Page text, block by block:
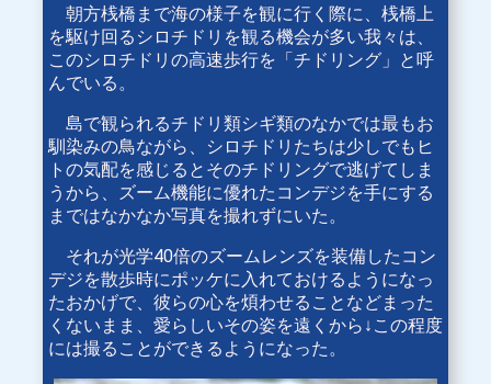
朝方桟橋まで海の様子を観に行く際に、桟橋上
を駆け回るシロチドリを観る機会が多い我々は、
このシロチドリの高速歩行を「チドリング」と呼
んでいる。
島で観られるチドリ類シギ類のなかでは最もお
馴染みの鳥ながら、シロチドリたちは少しでもヒ
トの気配を感じるとそのチドリングで逃げてしま
うから、ズーム機能に優れたコンデジを手にする
まではなかなか写真を撮れずにいた。
それが光学40倍のズームレンズを装備したコン
デジを散歩時にポッケに入れておけるようになっ
たおかげで、彼らの心を煩わせることなどまった
くないまま、愛らしいその姿を遠くから↓この程度
には撮ることができるようになった。